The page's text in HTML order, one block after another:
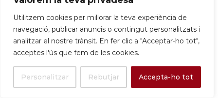
Utilitzem cookies per millorar la teva experiència de
navegació, publicar anuncis o contingut personalitzats i
analitzar el nostre trànsit. En fer clic a "Acceptar-ho tot",
acceptes l'ús que fem de les cookies.
Personalitzar Rebutjar Accepta-ho tot
🏠
IMMO
BILIÀ
RIA
a
(Habi
tatge
)
adoss
ades,
àtics i
actius
banca
Centr
e,
Riera
Basté,
Vinyet
siu
(77
m²):
00 €
Casa